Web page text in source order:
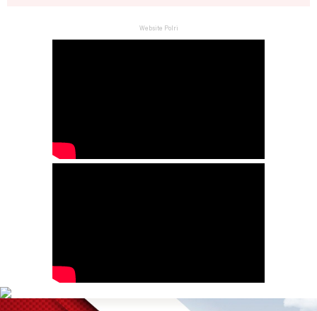
Website Polri